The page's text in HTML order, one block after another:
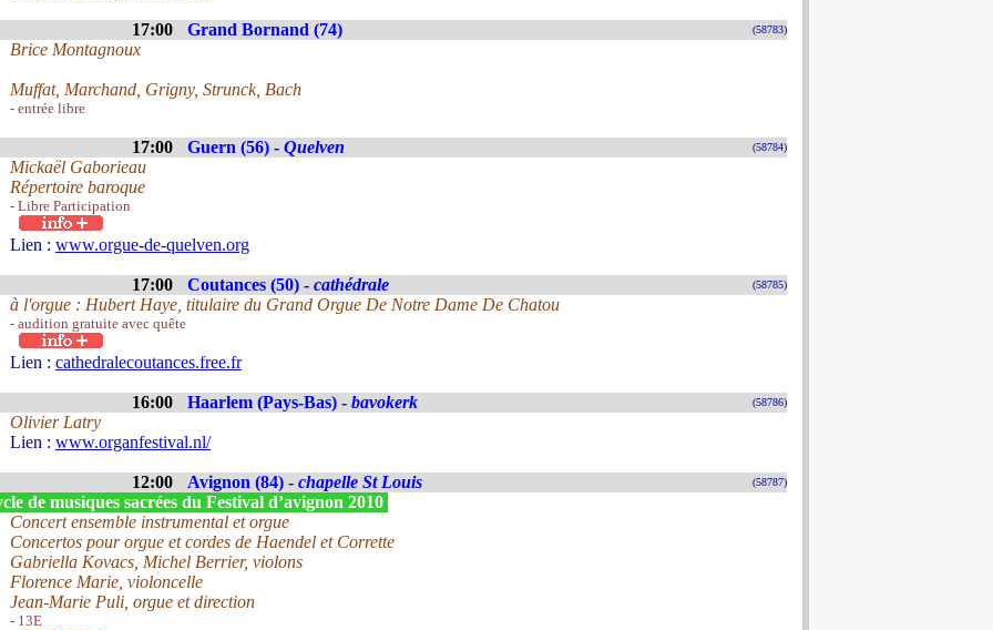
17:00 Grand Bornand (74) (58783)
Brice Montagnoux
Muffat, Marchand, Grigny, Strunck, Bach
- entrée libre
17:00 Guern (56) - Quelven (58784)
Mickaël Gaborieau
Répertoire baroque
- Libre Participation
Lien : www.orgue-de-quelven.org
17:00 Coutances (50) - cathédrale (58785)
à l'orgue : Hubert Haye, titulaire du Grand Orgue De Notre Dame De Chatou
- audition gratuite avec quête
Lien : cathedralecoutances.free.fr
16:00 Haarlem (Pays-Bas) - bavokerk (58786)
Olivier Latry
Lien : www.organfestival.nl/
12:00 Avignon (84) - chapelle St Louis (58787)
de musiques sacrées du Festival d’avignon 2010
Concert ensemble instrumental et orgue
Concertos pour orgue et cordes de Haendel et Corrette
Gabriella Kovacs, Michel Berrier, violons
Florence Marie, violoncelle
Jean-Marie Puli, orgue et direction
- 13E